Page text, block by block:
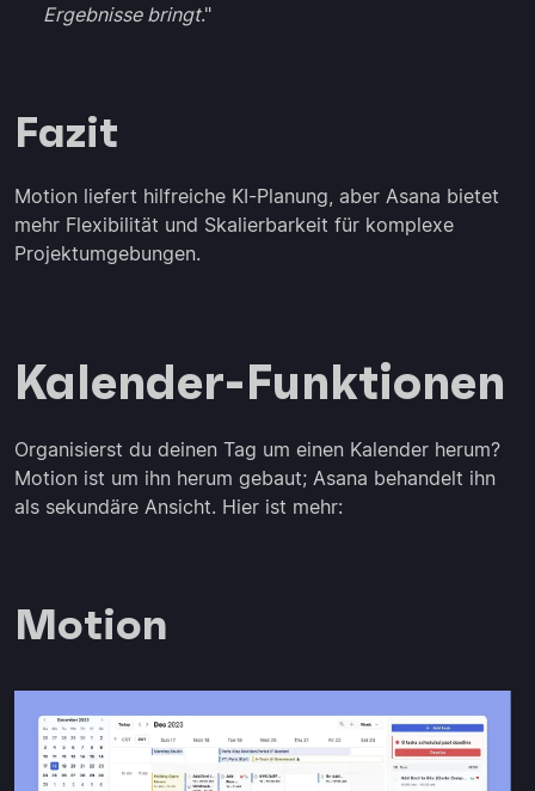
Ergebnisse bringt."
Fazit
Motion liefert hilfreiche KI-Planung, aber Asana bietet
mehr Flexibilität und Skalierbarkeit für komplexe
Projektumgebungen.
Kalender-Funktionen
Organisierst du deinen Tag um einen Kalender herum?
Motion ist um ihn herum gebaut; Asana behandelt ihn
als sekundäre Ansicht. Hier ist mehr:
Motion